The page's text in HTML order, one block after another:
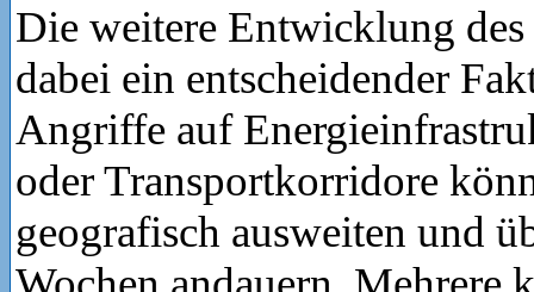
Die weitere Entwicklung
dabei ein entscheidender
Angriffe auf
oder Transportkorridore
geografisch ausweiten und